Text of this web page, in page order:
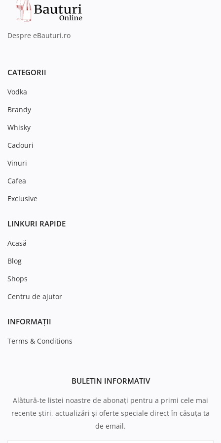
Despre eBauturi.ro
CATEGORII
Vodka
Brandy
Whisky
Cadouri
Vinuri
Cafea
Exclusive
LINKURI RAPIDE
Acasă
Blog
Shops
Centru de ajutor
INFORMAȚII
Terms & Conditions
BULETIN INFORMATIV
Alătură-te listei noastre de abonați pentru a primi cele mai
recente știri, actualizări și oferte speciale direct în căsuța ta
de email.